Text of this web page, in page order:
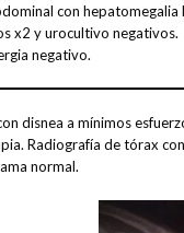
con hepatomegalia
x2 y urocultivo negativos.
negativo.
disnea a mínimos
Radiografía de tórax con
normal.